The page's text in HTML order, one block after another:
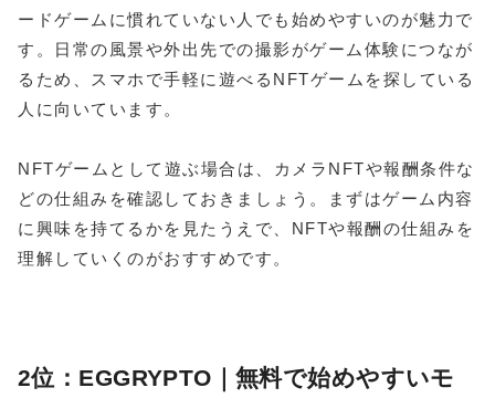
ードゲームに慣れていない人でも始めやすいのが魅力で
す。日常の風景や外出先での撮影がゲーム体験につなが
るため、スマホで手軽に遊べるNFTゲームを探している
人に向いています。
NFTゲームとして遊ぶ場合は、カメラNFTや報酬条件な
どの仕組みを確認しておきましょう。まずはゲーム内容
に興味を持てるかを見たうえで、NFTや報酬の仕組みを
理解していくのがおすすめです。
2位：EGGRYPTO｜無料で始めやすいモ